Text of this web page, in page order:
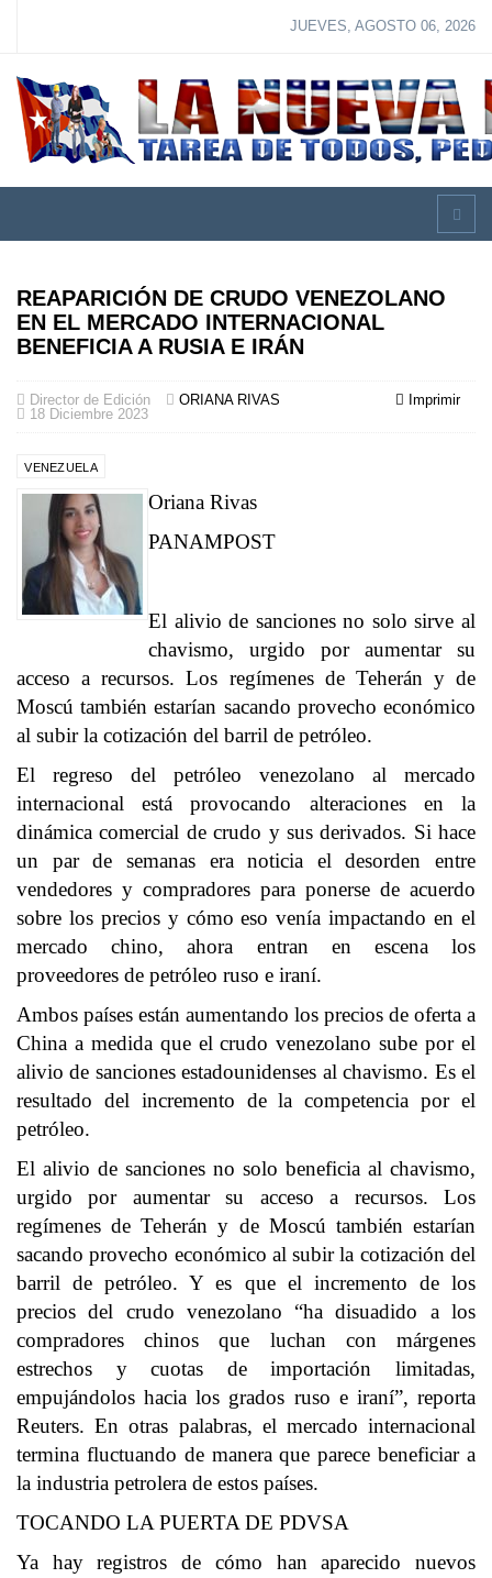
JUEVES, AGOSTO 06, 2026
REAPARICIÓN DE CRUDO VENEZOLANO
EN EL MERCADO INTERNACIONAL
BENEFICIA A RUSIA E IRÁN
Imprimir
Director de Edición
ORIANA RIVAS
18 Diciembre 2023
VENEZUELA
Oriana Rivas
PANAMPOST
El alivio de sanciones no solo sirve al
chavismo, urgido por aumentar su
acceso a recursos. Los regímenes de Teherán y de
Moscú también estarían sacando provecho económico
al subir la cotización del barril de petróleo.
El regreso del petróleo venezolano al mercado
internacional está provocando alteraciones en la
dinámica comercial de crudo y sus derivados. Si hace
un par de semanas era noticia el desorden entre
vendedores y compradores para ponerse de acuerdo
sobre los precios y cómo eso venía impactando en el
mercado chino, ahora entran en escena los
proveedores de petróleo ruso e iraní.
Ambos países están aumentando los precios de oferta a
China a medida que el crudo venezolano sube por el
alivio de sanciones estadounidenses al chavismo. Es el
resultado del incremento de la competencia por el
petróleo.
El alivio de sanciones no solo beneficia al chavismo,
urgido por aumentar su acceso a recursos. Los
regímenes de Teherán y de Moscú también estarían
sacando provecho económico al subir la cotización del
barril de petróleo. Y es que el incremento de los
precios del crudo venezolano “ha disuadido a los
compradores chinos que luchan con márgenes
estrechos y cuotas de importación limitadas,
empujándolos hacia los grados ruso e iraní”, reporta
Reuters. En otras palabras, el mercado internacional
termina fluctuando de manera que parece beneficiar a
la industria petrolera de estos países.
TOCANDO LA PUERTA DE PDVSA
Ya hay registros de cómo han aparecido nuevos